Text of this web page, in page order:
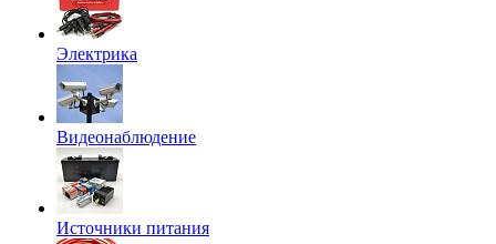
Электрика
Видеонаблюдение
Источники питания